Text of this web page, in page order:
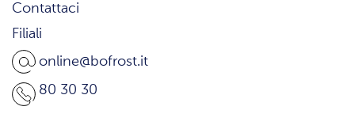
Contattaci
Filiali
online@bofrost.it
80 30 30